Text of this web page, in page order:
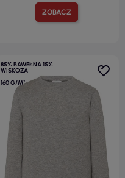
ZOBACZ
85% BAWEŁNA 15%
WISKOZA
160 G/M²